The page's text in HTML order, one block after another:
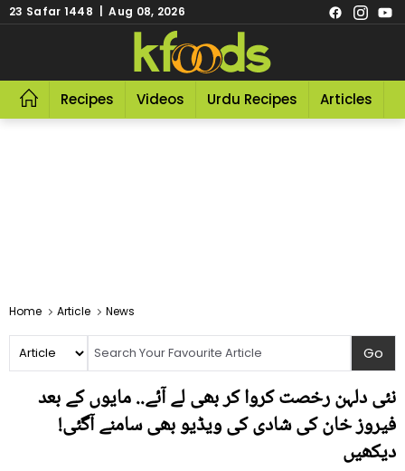
23 Safar 1448 | Aug 08, 2026
Recipes Videos Urdu Recipes Articles
Home Article News
نئی دلہن رخصت کروا کر بھی لے آئے.. مایوں کے بعد
فیروز خان کی شادی کی ویڈیو بھی سامنے آگئی!
دیکھیں